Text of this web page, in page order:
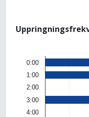
0:00
1:00
2:00
3:00
4:00